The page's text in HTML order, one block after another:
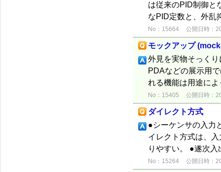
は従来のPID制御と
なPID定数と、外乱
No：15664 公開日時：
モックアップ
外見を実物そっく
PDAなどの展示用
れる機能は用途に
No：15405 公開日時：
ダイレクト方式
●シーケンサの入力
イレクト方式は、
りやすい。 ●遂次
No：15264 公開日時：